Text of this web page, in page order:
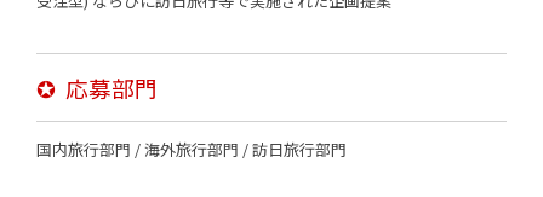
✪ 応募部門
国内旅行部門 / 海外旅行部門 / 訪日旅行部門